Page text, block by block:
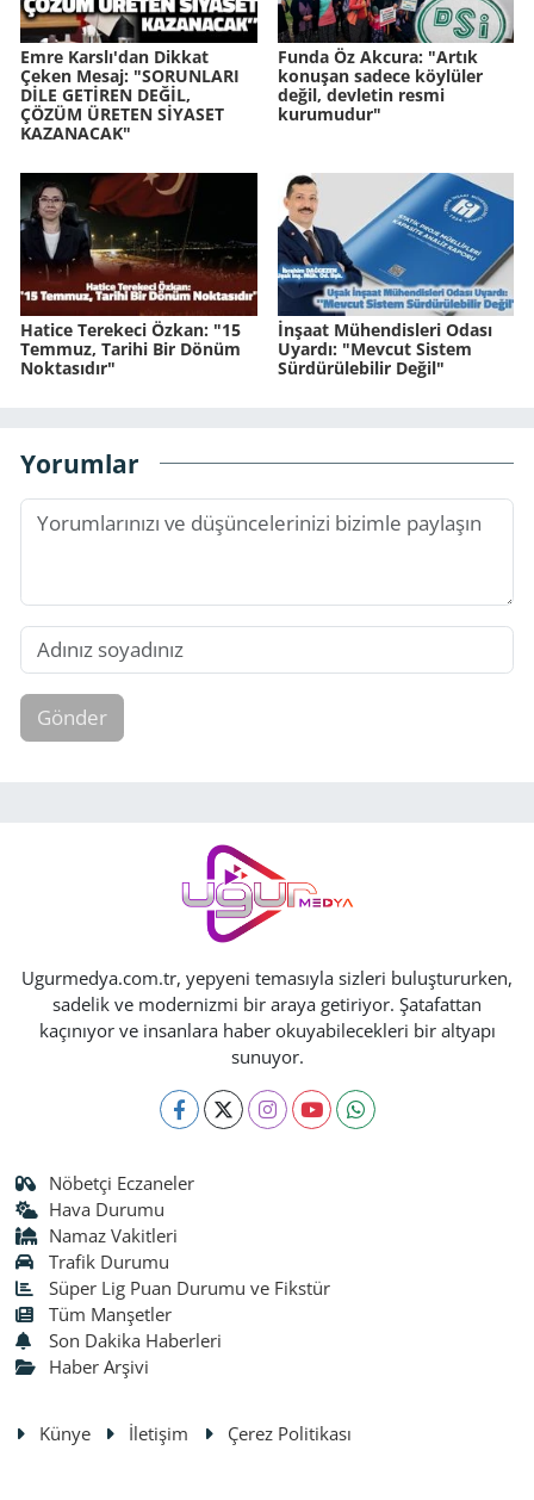
Emre Karslı'dan Dikkat
Çeken Mesaj: "SORUNLARI
DİLE GETİREN DEĞİL,
ÇÖZÜM ÜRETEN SİYASET
KAZANACAK"
Funda Öz Akcura: "Artık
konuşan sadece köylüler
değil, devletin resmi
kurumudur"
Hatice Terekeci Özkan: "15
Temmuz, Tarihi Bir Dönüm
Noktasıdır"
İnşaat Mühendisleri Odası
Uyardı: "Mevcut Sistem
Sürdürülebilir Değil"
Yorumlar
Gönder
Ugurmedya.com.tr, yepyeni temasıyla sizleri buluştururken,
sadelik ve modernizmi bir araya getiriyor. Şatafattan
kaçınıyor ve insanlara haber okuyabilecekleri bir altyapı
sunuyor.
Nöbetçi Eczaneler
Hava Durumu
Namaz Vakitleri
Trafik Durumu
Süper Lig Puan Durumu ve Fikstür
Tüm Manşetler
Son Dakika Haberleri
Haber Arşivi
Künye İletişim Çerez Politikası